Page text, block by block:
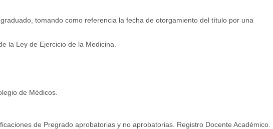
tomando como referencia la fecha de otorgamiento del título por una
la Ley de Ejercicio de la Medicina.
de Médicos.
de Pregrado aprobatorias y no aprobatorias. Registro Docente Académico.